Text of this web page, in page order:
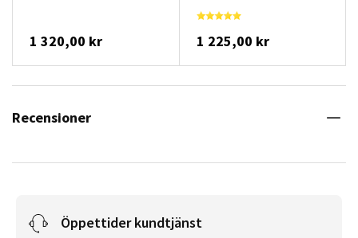
1 320,00 kr 1 225,00 kr
Recensioner
Öppettider kundtjänst